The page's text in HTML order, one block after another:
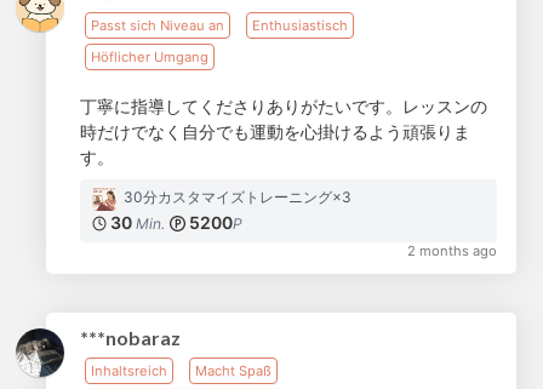
Passt sich Niveau an
Enthusiastisch
Höflicher Umgang
丁寧に指導してくださりありがたいです。レッスンの
時だけでなく自分でも運動を心掛けるよう頑張りま
す。
30分カスタマイズトレーニング×3
30 Min. 5200P
2 months ago
***nobaraz
Inhaltsreich
Macht Spaß